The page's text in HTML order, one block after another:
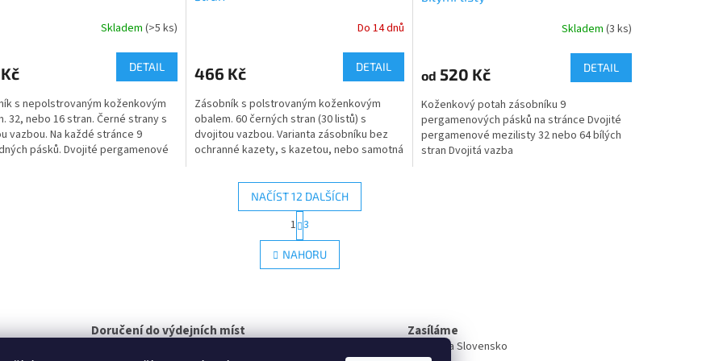
Skladem (>5 ks)
DETAIL
s nepolstrovaným koženkovým
32, nebo 16 stran. Černé strany s
vazbou. Na každé stránce 9
pásků. Dvojité pergamenové
Do 14 dnů
466 Kč DETAIL
Zásobník s polstrovaným koženkovým
obalem. 60 černých stran (30 listů) s
dvojitou vazbou. Varianta zásobníku bez
ochranné kazety, s kazetou, nebo samotná
Skladem (3 ks)
od 520 Kč DETAIL
Koženkový potah zásobníku 9
pergamenových pásků na stránce Dvojité
pergamenové mezilisty 32 nebo 64 bílých
stran Dvojitá vazba
O
v
l
í
NAČÍST 12 DALŠÍCH
S
t
r
á
n
n
1 3
NAHORU
Doručení do výdejních míst Zasíláme
do ČR i na Slovensko